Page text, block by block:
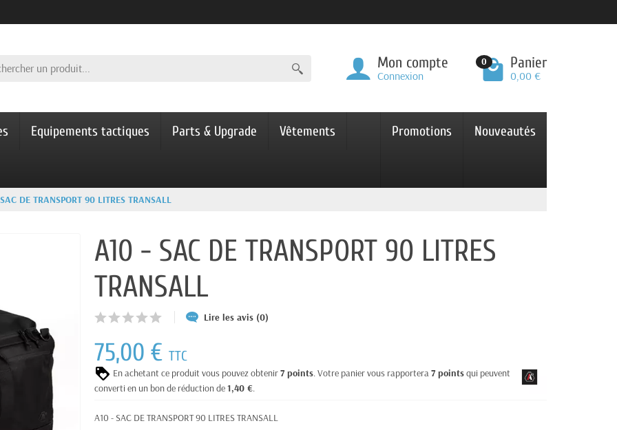
Mon compte
Connexion
0 Panier
0,00 €
Equipements tactiques Parts & Upgrade Vêtements Promotions Nouveautés
DE TRANSPORT 90 LITRES TRANSALL
A10 - SAC DE TRANSPORT 90 LITRES
TRANSALL
Lire les avis (0)
75,00 €TTC
En achetant ce produit vous pouvez obtenir7 points. Votre panier vous rapportera7 pointsqui peuvent être
converti en un bon de réduction de1,40 €.
A10 - SAC DE TRANSPORT 90 LITRES TRANSALL